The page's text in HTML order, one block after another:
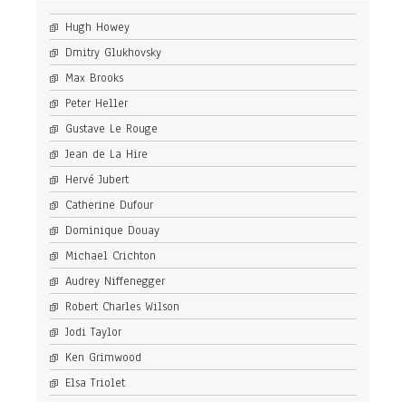
Hugh Howey
Dmitry Glukhovsky
Max Brooks
Peter Heller
Gustave Le Rouge
Jean de La Hire
Hervé Jubert
Catherine Dufour
Dominique Douay
Michael Crichton
Audrey Niffenegger
Robert Charles Wilson
Jodi Taylor
Ken Grimwood
Elsa Triolet